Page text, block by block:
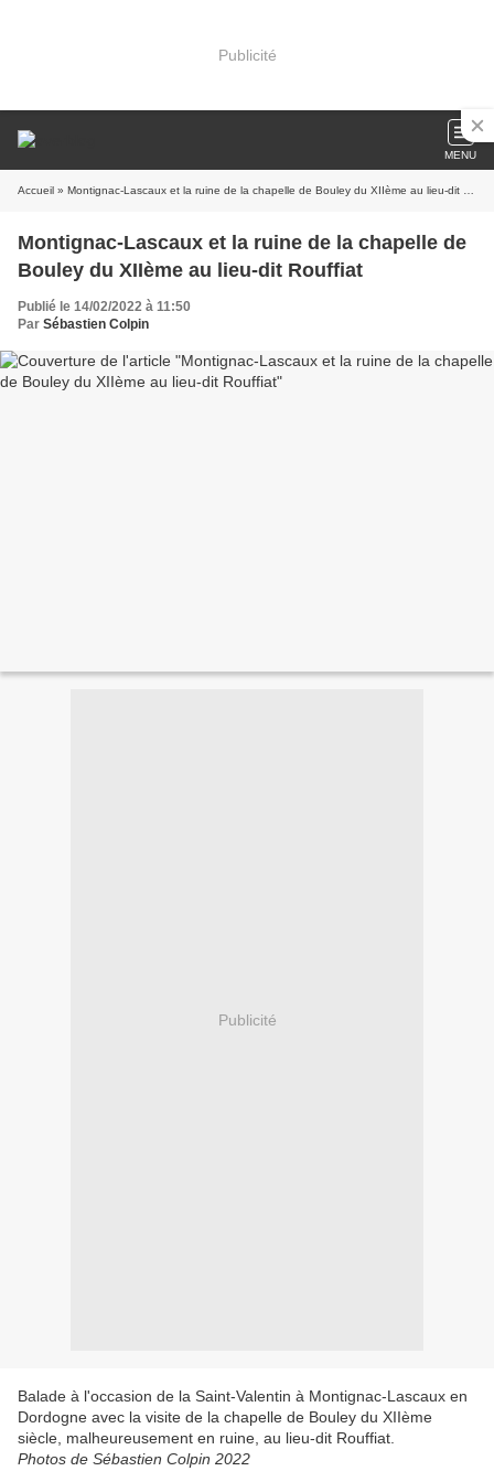
Publicité
MENU
Accueil » Montignac-Lascaux et la ruine de la chapelle de Bouley du XIIème au lieu-dit Rouffiat
Montignac-Lascaux et la ruine de la chapelle de
Bouley du XIIème au lieu-dit Rouffiat
Publié le 14/02/2022 à 11:50
Par Sébastien Colpin
Publicité
Balade à l'occasion de la Saint-Valentin à Montignac-Lascaux en
Dordogne avec la visite de la chapelle de Bouley du XIIème
siècle, malheureusement en ruine, au lieu-dit Rouffiat.
Photos de Sébastien Colpin 2022